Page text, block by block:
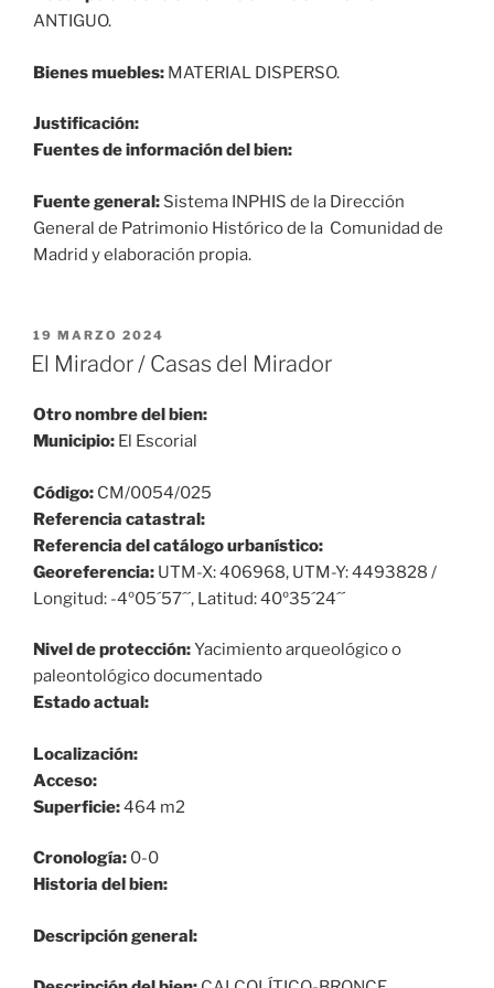
ANTIGUO.
Bienes muebles: MATERIAL DISPERSO.
Justificación:
Fuentes de información del bien:
Fuente general: Sistema INPHIS de la Dirección
General de Patrimonio Histórico de la Comunidad de
Madrid y elaboración propia.
PUBLICADO
EL
19 MARZO 2024
El Mirador / Casas del Mirador
Otro nombre del bien:
Municipio: El Escorial
Código: CM/0054/025
Referencia catastral:
Referencia del catálogo urbanístico:
Georeferencia: UTM-X: 406968, UTM-Y: 4493828 /
Longitud: -4º05´57´´, Latitud: 40º35´24´´
Nivel de protección:Yacimiento arqueológico o
paleontológico documentado
Estado actual:
Localización:
Acceso:
Superficie:464 m2
Cronología: 0-0
Historia del bien:
Descripción general: